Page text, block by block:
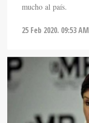
mucho al país.
25 Feb 2020. 09:53 AM